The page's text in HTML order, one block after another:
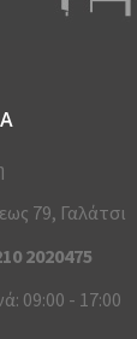
79, Γαλάτσι
2020475
09:00 - 17:00